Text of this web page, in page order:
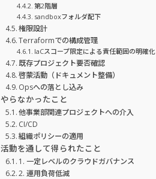
第2階層
sandboxフォルダ配下
権限設計
Terraformでの構成管理
IaCスコープ限定による責任範囲の明確化
既存プロジェクト要否確認
啓蒙活動（ドキュメント整備）
Opsへの落とし込み
やらなかったこと
他事業部関連プロジェクトへの介入
CI/CD
組織ポリシーの適用
活動を通して得られたこと
1. 一定レベルのクラウドガバナンス
2. 運用負荷低減